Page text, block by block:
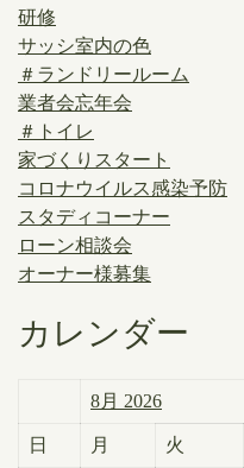
研修
サッシ室内の色
＃ランドリールーム
業者会忘年会
＃トイレ
家づくりスタート
コロナウイルス感染予防
スタディコーナー
ローン相談会
オーナー様募集
カレンダー
8月 2026
日 月 火